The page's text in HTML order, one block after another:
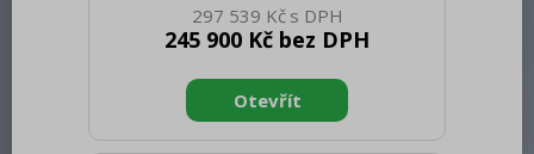
70.00 Šířka brutto [mm]: 830 Hloubka
brutto [mm]: 970 Výška brutto [mm]:
spotřebiče: Elektrické zařízení
Konstruční typ zařízení: S podestavbou
Příkon elektrický [kW]: 22.300 Napájení:
297 539 Kč
245 900 Kč bez DPH